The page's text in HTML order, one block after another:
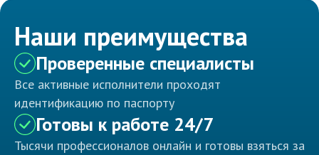
Наши преимущества
Проверенные специалисты
Все активные исполнители проходят
идентификацию по паспорту
Готовы к работе 24/7
Тысячи профессионалов онлайн и готовы взяться за